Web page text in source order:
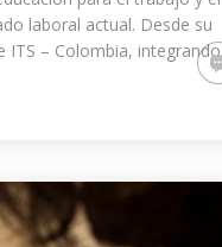
laboral actual. Desde su
ITS – Colombia, integrando